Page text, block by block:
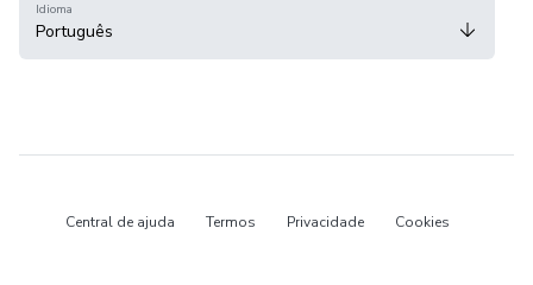
Idioma
Português
Central de ajuda Termos Privacidade Cookies